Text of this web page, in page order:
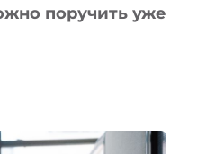
поручить уже